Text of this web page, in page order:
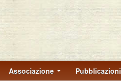
Associazione Pubblicazioni